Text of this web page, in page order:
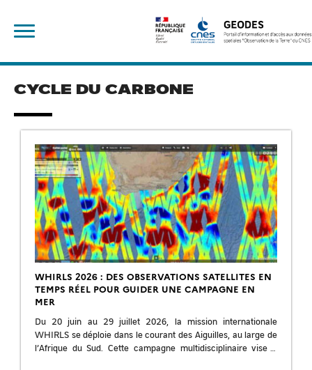
content
CYCLE DU CARBONE
WHIRLS 2026 : DES OBSERVATIONS SATELLITES EN
TEMPS RÉEL POUR GUIDER UNE CAMPAGNE EN
MER
Du 20 juin au 29 juillet 2026, la mission internationale
WHIRLS se déploie dans le courant des Aiguilles, au large de
l’Afrique du Sud. Cette campagne multidisciplinaire vise à